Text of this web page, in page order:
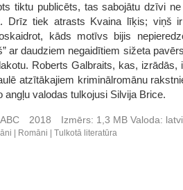
tiktu publicēts, tas sabojātu dzīvi
Drīz tiek atrasts Kvaina līķis; viņš
kāds motīvs bijis
ar daudziem negaidītiem sižeta
Roberts Galbraits, kas,
atzītākajiem kriminālromānu
angļu valodas tulkojusi Silvija Brice.
2018 Izmērs: 1,3 MBValoda:
Romāni Tulkotā literatūra